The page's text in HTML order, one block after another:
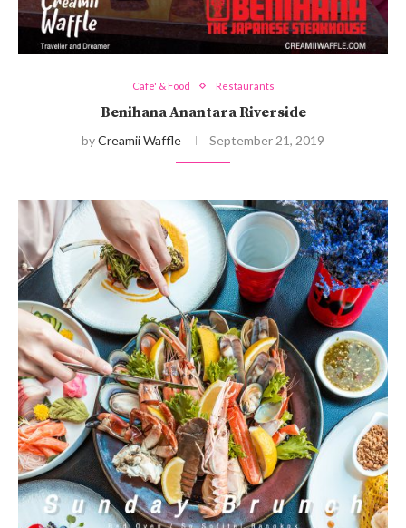
Cafe' & Food Restaurants
Benihana Anantara Riverside
byCreamii Waffle September 21, 2019